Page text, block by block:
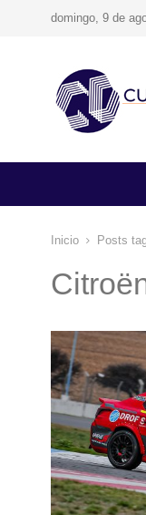
domingo, 9 de
Inicio
Posts